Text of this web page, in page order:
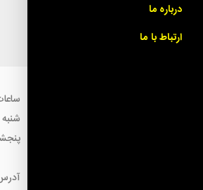
درباره ما
ارتباط با ما
شنبه تا
پنجشنبه